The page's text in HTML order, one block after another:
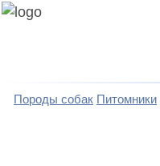
Породы собак Питомники